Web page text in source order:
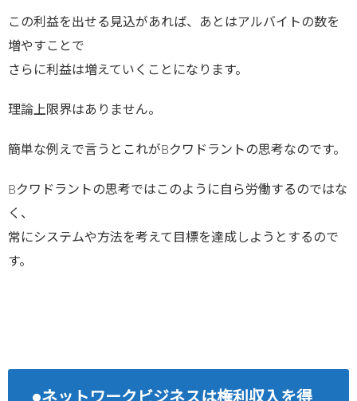
この利益を出せる見込があれば、あとはアルバイトの数を
増やすことで
さらに利益は増えていくことになります。
理論上限界はありません。
簡単な例えで言うとこれがBクワドラントの思考なのです。
Bクワドラントの思考ではこのように自ら労働するのではな
く、
常にシステムや方法を考えて目標を達成しようとするので
す。